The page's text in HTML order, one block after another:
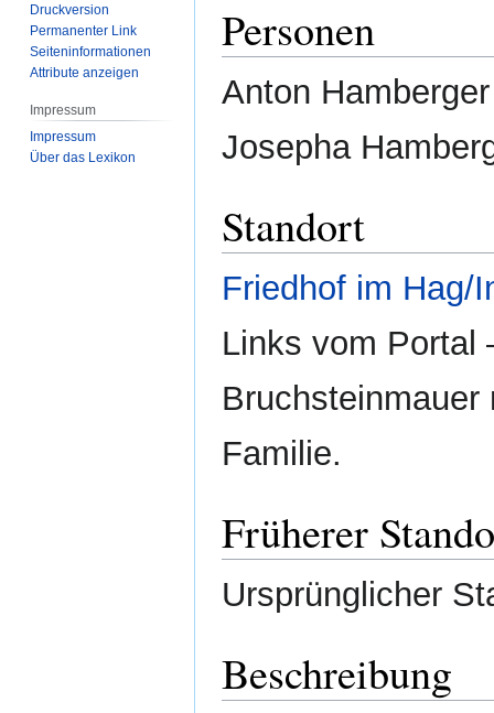
Personen
Anton
Josepha
Standort
Friedhof im Hag/
Links vom Portal
Familie.
Früherer
Ursprünglicher
Beschreibung
Druckversion
Permanenter Link
Seiten­­informationen
Attribute anzeigen
Impressum
Impressum
Über das Lexikon